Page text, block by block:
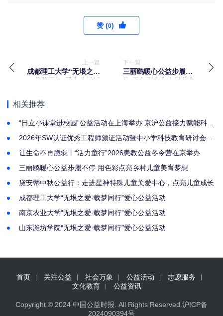
赞 (0)
上一篇
成都理工大学“无垠之爱
下一篇
三丽鸥暖心公益步履不
相关推荐
“日立小课堂进校园”公益活动在上海举办 京沪公益接力赋能科学
2026年SW认证优秀工程师颁证活动暨中小学科技教育研讨会圆
让生命不再脆弱丨“活力童行”2026患教公益冬令营在京举办
三丽鸥暖心公益步履不停 用色彩点亮乡村儿童美育梦想
黛安蒂中秋公益行：走进星神特殊儿童关爱中心，点亮儿童成长
成都理工大学“无垠之爱·载梦同行”爱心公益活动
南京农业大学“无垠之爱·载梦同行”爱心公益活动
山东潍坊学院“无垠之爱·载梦同行”爱心公益活动
首页 关注公益 社会万象 公益活动
志愿服务
文化教育
公益资讯
Copyright © 2024 中国公益时报 . All Rights Reserved. 沪ICP备
2024090394号